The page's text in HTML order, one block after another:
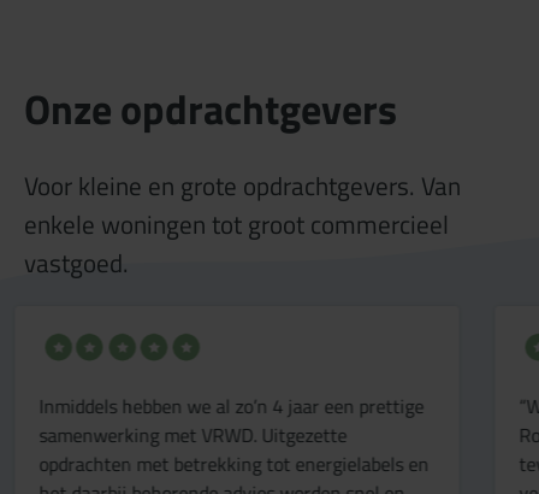
Onze opdrachtgevers
Voor kleine en grote opdrachtgevers. Van
enkele woningen tot groot commercieel
vastgoed.
“Wij werken al geruime tijd samen met Van
Roemburg & Woning Diagnose en we zijn zeer
tevreden. De deskundigheid in vastgoeddata en